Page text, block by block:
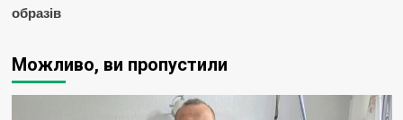
образів
Можливо, ви пропустили